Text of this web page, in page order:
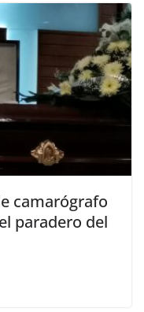
camarógrafo
paradero del